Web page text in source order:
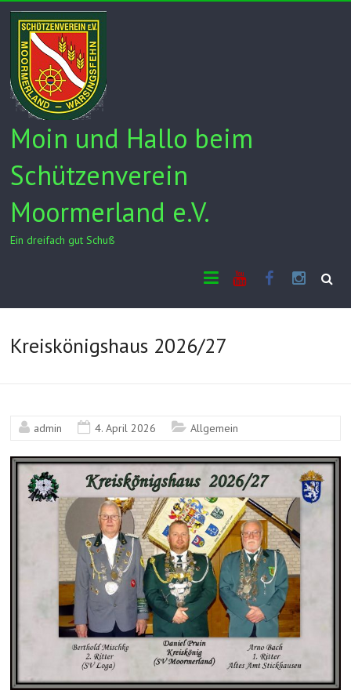
Skip
content
Moin und Hallo beim
Schützenverein
Moormerland e.V.
Ein dreifach gut Schuß
Kreiskönigshaus 2026/27
admin 4. April 2026 Allgemein